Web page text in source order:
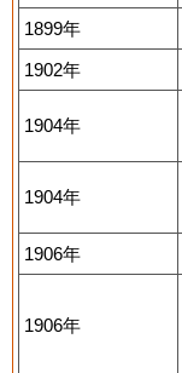
1899年
1902年
1904年
1904年
1906年
1906年